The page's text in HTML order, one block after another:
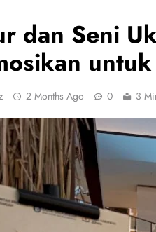
dan Seni
2 Months Ago 0 3